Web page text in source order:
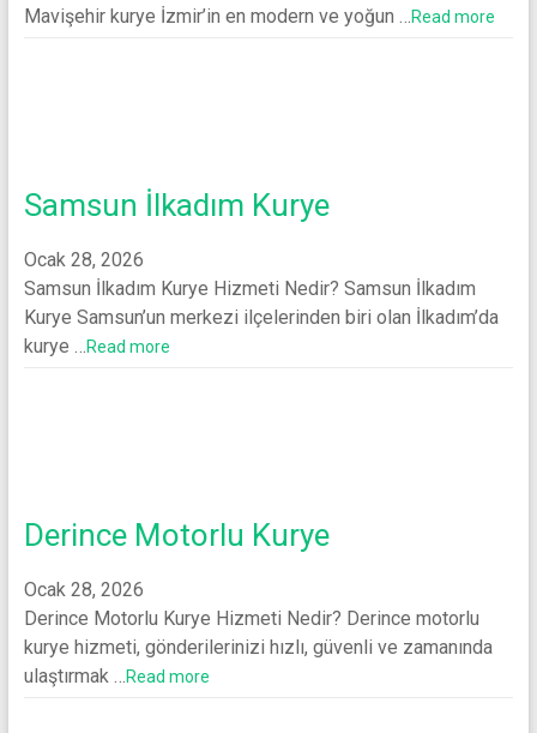
Mavişehir kurye İzmir’in en modern ve yoğun …Read more
Samsun İlkadım Kurye
Ocak 28, 2026
Samsun İlkadım Kurye Hizmeti Nedir? Samsun İlkadım
Kurye Samsun’un merkezi ilçelerinden biri olan İlkadım’da
kurye …Read more
Derince Motorlu Kurye
Ocak 28, 2026
Derince Motorlu Kurye Hizmeti Nedir? Derince motorlu
kurye hizmeti, gönderilerinizi hızlı, güvenli ve zamanında
ulaştırmak …Read more